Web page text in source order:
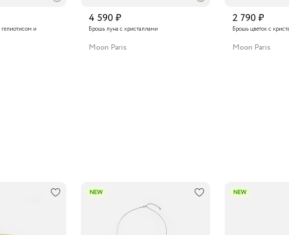
гелиотисом и
4 590 ₽
Брошь луна с кристаллами
Moon Paris
2 790 ₽
Брошь цветок с
Moon Paris
NEW NEW